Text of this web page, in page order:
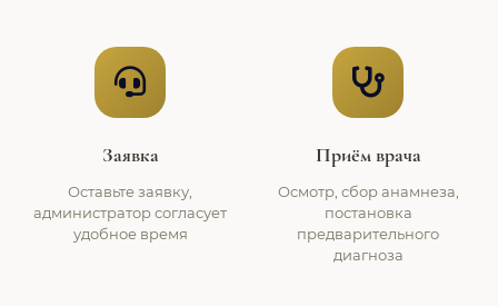
Заявка
Оставьте заявку,
администратор согласует
удобное время
Приём врача
Осмотр, сбор анамнеза,
постановка
предварительного
диагноза